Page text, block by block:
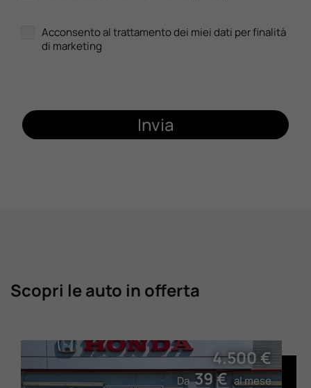
Acconsento al trattamento dei miei dati per finalità
di marketing
Invia
Scopri le auto in offerta
4.500 €
Da39 €al mese